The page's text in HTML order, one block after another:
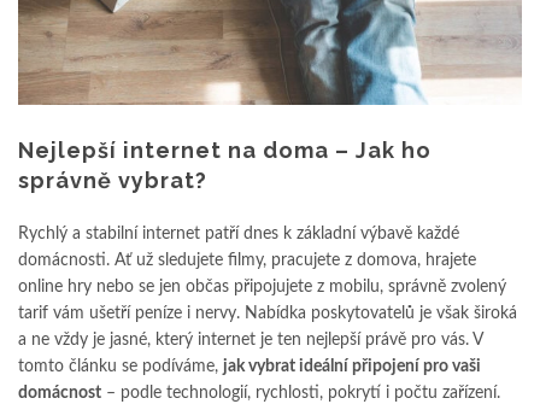
Nejlepší internet na doma – Jak ho
správně vybrat?
Rychlý a stabilní internet patří dnes k základní výbavě každé
domácnosti. Ať už sledujete filmy, pracujete z domova, hrajete
online hry nebo se jen občas připojujete z mobilu, správně zvolený
tarif vám ušetří peníze i nervy. Nabídka poskytovatelů je však široká
a ne vždy je jasné, který internet je ten nejlepší právě pro vás. V
tomto článku se podíváme, jak vybrat ideální připojení pro vaši
domácnost – podle technologií, rychlosti, pokrytí i počtu zařízení.